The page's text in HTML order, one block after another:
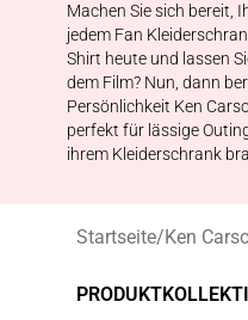
Machen Sie sich bereit,
jedem Fan
Shirt heute und lassen
dem Film? Nun, dann
Persönlichkeit Ken
perfekt für lässige
ihrem Kleiderschrank
Startseite/Ken